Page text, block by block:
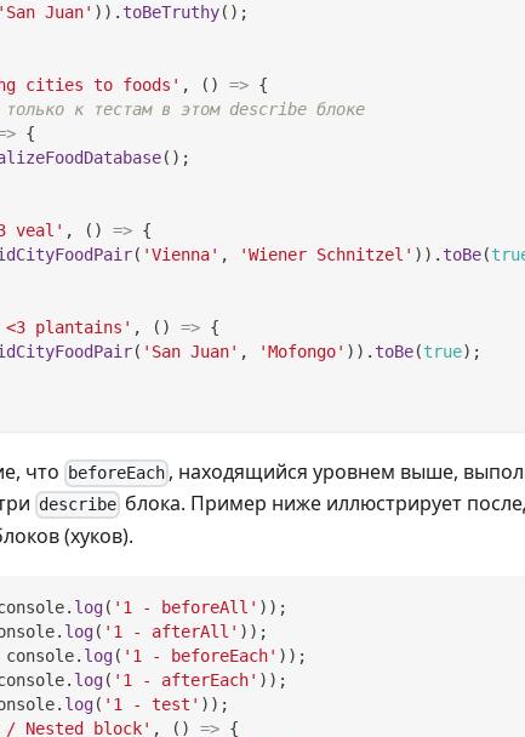
'San Juan' ) ) . toBeTruthy( ) ;
cities to foods' , ( ) => {
к тестам в этом describe блоке
{
( ) ;
veal' , ( ) => {
( 'Vienna' , 'Wiener Schnitzel' ) ) . toBe(
<3 plantains' , ( ) => {
( 'San Juan' , 'Mofongo' ) ) . toBe(true) ;
что beforeEach , находящийся уровнем выше,
describe блока. Пример ниже иллюстрирует
(хуков).
. log( '1 - beforeAll' ) ) ;
. log( '1 - afterAll' ) ) ;
console. log( '1 - beforeEach' ) ) ;
. log( '1 - afterEach' ) ) ;
. log( '1 - test' ) ) ;
/ Nested block' , ( ) => {